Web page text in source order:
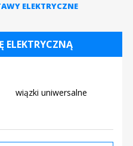
ELEKTRYCZNE
ELEKTRYCZNĄ
wiązki uniwersalne